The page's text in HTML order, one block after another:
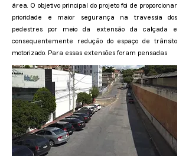
área. O objetivo principal do projeto foi de proporcionar
prioridade e maior segurança na travessia dos
pedestres por meio da extensão da calçada e
consequentemente redução do espaço de trânsito
motorizado. Para essas extensões foram pensadas